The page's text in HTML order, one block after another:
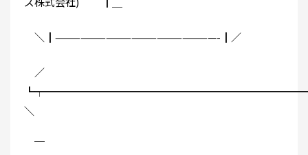
＼┃———————————————————-┃／
／
＼
￣